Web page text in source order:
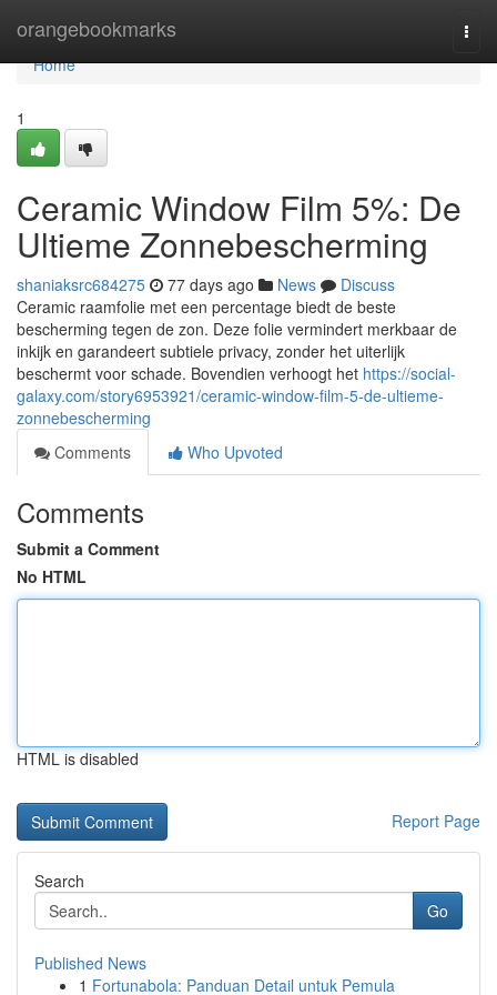
orangebookmarks
Home
Home
1
Ceramic Window Film 5%: De
Ultieme Zonnebescherming
shaniaksrc684275 77 days ago News
Discuss
Ceramic raamfolie met een percentage biedt de beste
bescherming tegen de zon. Deze folie vermindert merkbaar de
inkijk en garandeert subtiele privacy, zonder het uiterlijk
beschermt voor schade. Bovendien verhoogt het https://social-
galaxy.com/story6953921/ceramic-window-film-5-de-ultieme-
zonnebescherming
Comments
Who Upvoted
Comments
Submit a Comment
No HTML
HTML is disabled
Report Page
Search
Go
Published News
1 Fortunabola: Panduan Detail untuk Pemula